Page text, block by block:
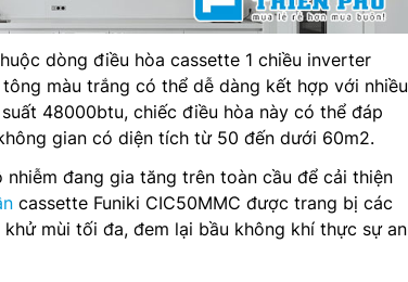
dòng điều hòa cassette 1 chiều inverter
màu trắng có thể dễ dàng kết hợp với nhiều
48000btu, chiếc điều hòa này có thể đáp
gian có diện tích từ 50 đến dưới 60m2.
đang gia tăng trên toàn cầu để cải thiện
cassette Funiki CIC50MMC được trang bị các
mùi tối đa, đem lại bầu không khí thực sự an